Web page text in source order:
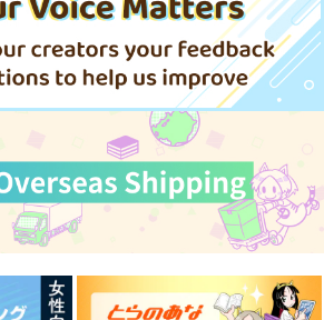
なまえはまだない 前
編
SODA FURO
1,650円（税込）
カイザー×潔世一
Petrichor
夜明けとヴェール
（税込）
専売 629円
ブルーロック
カイザー×潔世一
サンプル
660円 （税込）
ブルーロック
カイザー×潔世一
サンプル